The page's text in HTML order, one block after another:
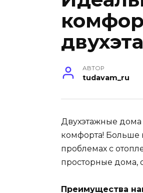
АВТОР
tudavam_ru
Двухэтажные дома
комфорта! Больше
проблемах с
просторные дома,
Преимущества